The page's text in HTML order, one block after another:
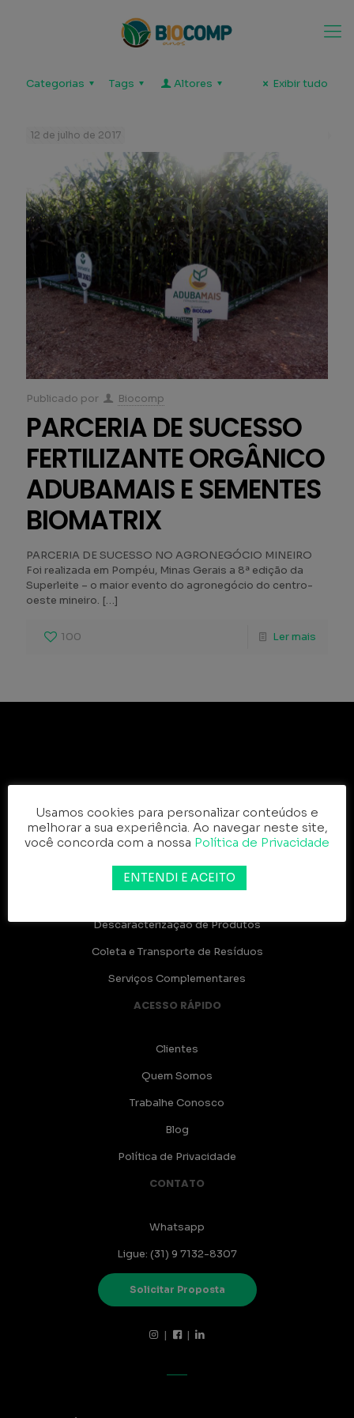
Categorias Tags Altores Exibir tudo
12 de julho de 2017
Publicado por Biocomp
PARCERIA DE SUCESSO
FERTILIZANTE ORGÂNICO
ADUBAMAIS E SEMENTES
BIOMATRIX
PARCERIA DE SUCESSO NO AGRONEGÓCIO MINEIRO
Foi realizada em Pompéu, Minas Gerais a 8ª edição da
Superleite – o maior evento do agronegócio do centro-
oeste mineiro. […]
100 Ler mais
Gerenciamento de Resíduos
Compostagem
Descaracterização de Produtos
Coleta e Transporte de Resíduos
Serviços Complementares
ACESSO RÁPIDO
Clientes
Quem Somos
Trabalhe Conosco
Blog
Política de Privacidade
CONTATO
Whatsapp
Ligue: (31) 9 7132-8307
Solicitar Proposta
| |
Usamos cookies para personalizar conteúdos e
melhorar a sua experiência. Ao navegar neste site,
você concorda com a nossa Política de Privacidade
ENTENDI E ACEITO